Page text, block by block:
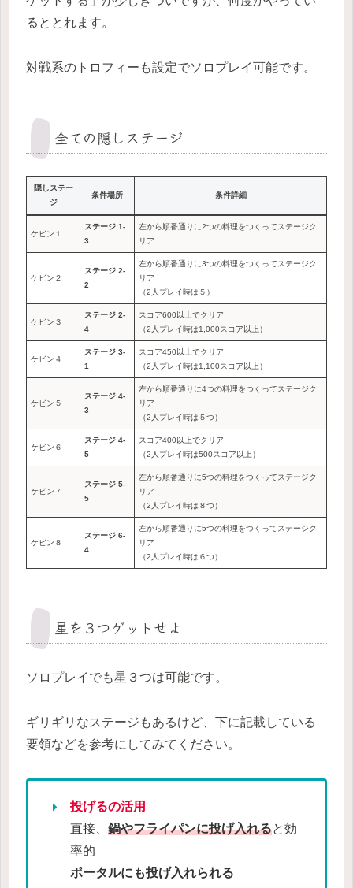
るととれます。
対戦系のトロフィーも設定でソロプレイ可能です。
全ての隠しステージ
隠しステー
ジ
条件場所 条件詳細
ケビン１
ステージ 1-
3
左から順番通りに2つの料理をつくってステージク
リア
ケビン２
ステージ 2-
2
左から順番通りに3つの料理をつくってステージク
リア
（2人プレイ時は５）
ケビン３
ステージ 2-
4
スコア600以上でクリア
（2人プレイ時は1,000スコア以上）
ケビン４
ステージ 3-
1
スコア450以上でクリア
（2人プレイ時は1,100スコア以上）
ケビン５
ステージ 4-
3
左から順番通りに4つの料理をつくってステージク
リア
（2人プレイ時は５つ）
ケビン６
ステージ 4-
5
スコア400以上でクリア
（2人プレイ時は500スコア以上）
ケビン７
ステージ 5-
5
左から順番通りに5つの料理をつくってステージク
リア
（2人プレイ時は８つ）
ケビン８
ステージ 6-
4
左から順番通りに5つの料理をつくってステージク
リア
（2人プレイ時は６つ）
星を３つゲットせよ
ソロプレイでも星３つは可能です。
ギリギリなステージもあるけど、下に記載している
要領などを参考にしてみてください。
投げるの活用
直接、鍋やフライパンに投げ入れると効
率的
ポータルにも投げ入れられる